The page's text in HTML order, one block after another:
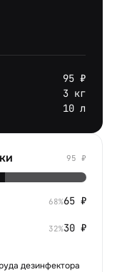
95 ₽
3 кг
10 л
95 ₽
68%65 ₽
32%30 ₽
дезинфектора